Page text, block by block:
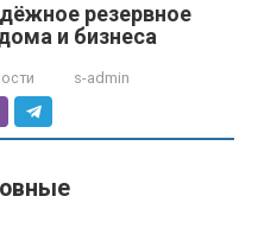
резервное
и бизнеса
s-admin